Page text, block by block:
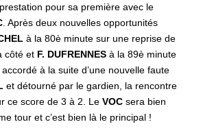
pour sa première avec le
. Après deux nouvelles opportunités
à la 80è minute sur une reprise de
côté et F. DUFRENNESà la 89è minute
à la suite d’une nouvelle faute
et détourné par le gardien, la rencontre
ce score de 3 à 2. Le VOCsera bien
tour et c’est bien là le principal !